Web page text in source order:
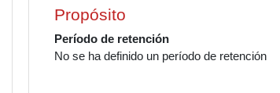
Propósito
Período de retención
No se ha definido un período de retención